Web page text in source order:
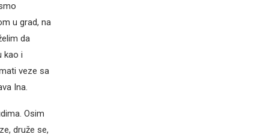
u grad, na
da
kao i
veze sa
Ina.
Osim
druže se,